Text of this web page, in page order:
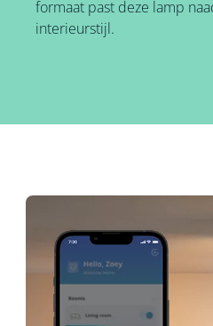
formaat past deze lamp
interieurstijl.